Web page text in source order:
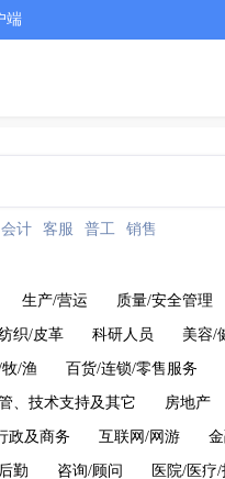
端
会计 客服 普工 销售
生产/营运 质量/安全管理
织/皮革 科研人员 美容/
/渔 百货/连锁/零售服务
、技术支持及其它 房地产
政及商务 互联网/网游
勤 咨询/顾问 医院/医疗/